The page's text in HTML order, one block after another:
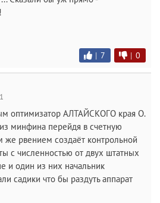
| 7 | 0
оптимизатор АЛТАЙСКОГО края О.
минфина перейдя в счетную
же рвением создаёт контрольной
с численностью от двух штатных
и один из них начальник
садики что бы раздуть аппарат